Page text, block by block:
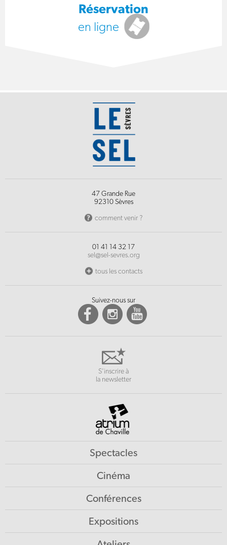
Réservation
en ligne
47 Grande Rue
92310 Sèvres
comment venir ?
01 41 14 32 17
sel@sel-sevres.org
tous les contacts
Suivez-nous sur
S'inscrire à
la newsletter
Spectacles
Cinéma
Conférences
Expositions